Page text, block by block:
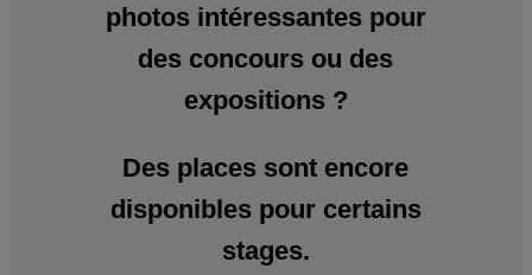
photos intéressantes pour
des concours ou des
expositions ?
Des places sont encore
disponibles pour certains
stages.